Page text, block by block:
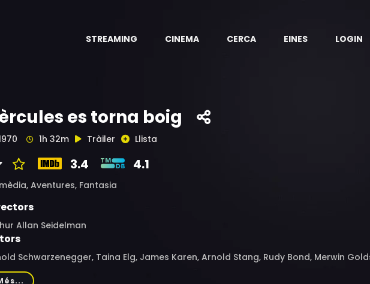
STREAMING CINEMA CERCA EINES LOGIN
es torna boig
1h 32m Tràiler Llista
3.4 4.1
Aventures, Fantasia
Allan Seidelman
Schwarzenegger, Taina Elg, James Karen, Arnold Stang, Rudy Bond, Merwin
Graves, Deborah Loomis, Tanny McDonald, Harold Burstein, George Bartenieff,